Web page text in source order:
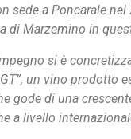
sede a Poncarale nel
di Marzemino in
si è
un vino prodotto
gode di una
a livello